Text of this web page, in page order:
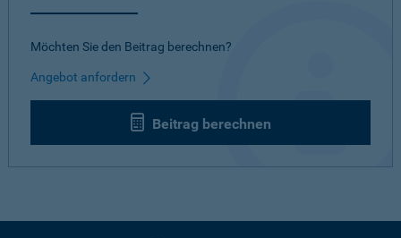
Möchten Sie den Beitrag berechnen?
Angebot anfordern
Beitrag berechnen